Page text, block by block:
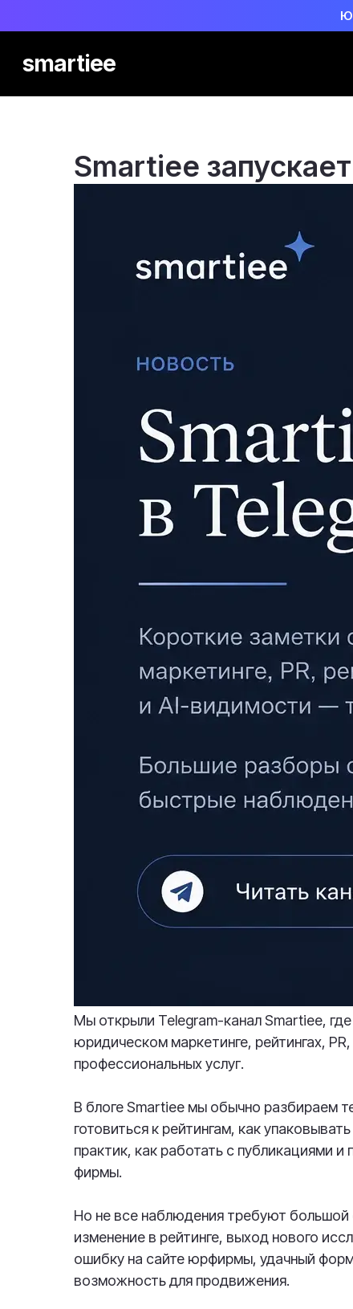
smartiee
Smartiee
Мы открыли Telegram-канал Smartiee,
юридическом маркетинге, рейтингах,
профессиональных услуг.
В блоге Smartiee мы обычно разбираем
готовиться к рейтингам, как
практик, как работать с публикациями и
фирмы.
Но не все наблюдения требуют
изменение в рейтинге, выход нового
ошибку на сайте юрфирмы, удачный
возможность для продвижения.